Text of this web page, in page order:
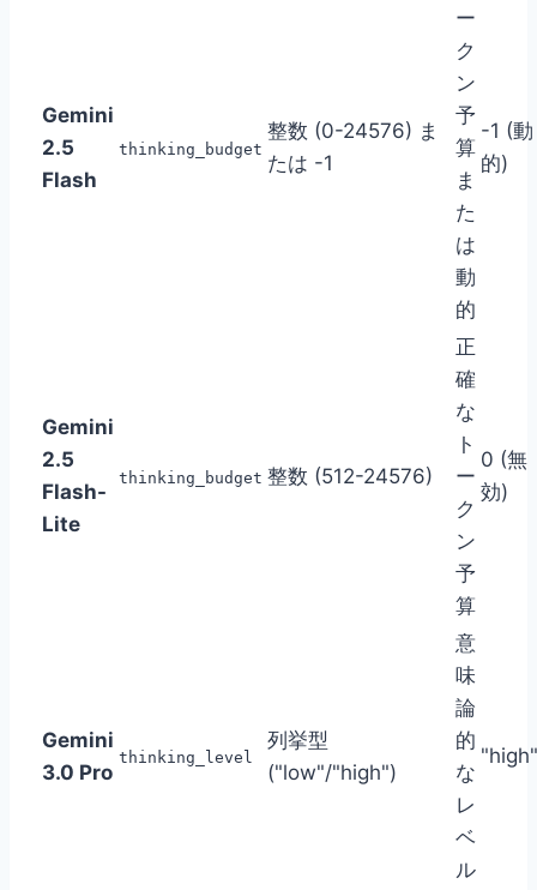
Gemini
2.5
Flash
thinking_budget
整数 (0-24576) ま
たは -1
ー
ク
ン
予
算
ま
た
は
動
的
-1 (動
的)
Gemini
2.5
Flash-
Lite
thinking_budget 整数 (512-24576)
正
確
な
ト
ー
ク
ン
予
算
0 (無
効)
Gemini
3.0 Pro
thinking_level
列挙型
("low"/"high")
意
味
論
的
な
レ
ベ
ル
"high"